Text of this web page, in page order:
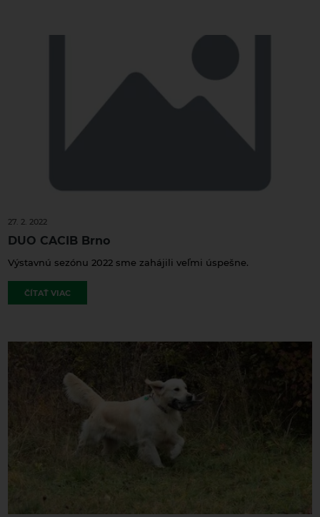
27. 2. 2022
DUO CACIB Brno
Výstavnú sezónu 2022 sme zahájili veľmi úspešne.
ČÍTAŤ VIAC